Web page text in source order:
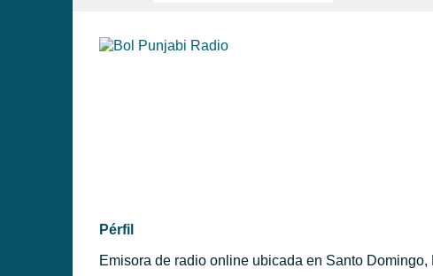
Pérfil
Emisora de radio online ubicada en Santo